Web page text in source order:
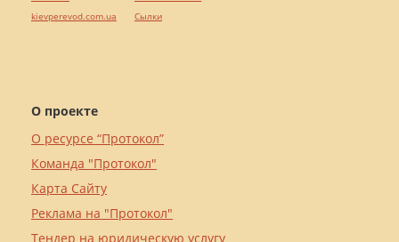
О проекте
О ресурсе “Протокол”
Команда "Протокол"
Карта Сайту
Реклама на "Протокол"
Тендер на юридическую услугу
kievperevod.com.ua
Cылки